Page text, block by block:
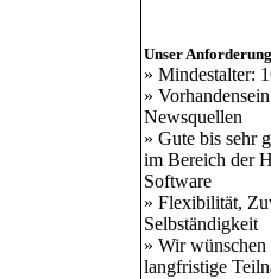
Unser
» Mindestalter:
»
Newsquellen
» Gute bis sehr
im Bereich der
Software
» Flexibilität,
Selbständigkeit
» Wir wünschen
langfristige